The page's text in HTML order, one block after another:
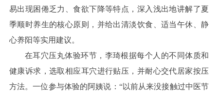
易出现困倦乏力、食欲下降等特点，深入浅出地讲解了夏
季顺时养生的核心原则，并给出清淡饮食、适当午休、静
心养阳等实用建议。
在耳穴压丸体验环节，李琦根据每个人的不同体质和
健康诉求，选取相应耳穴进行贴压，并耐心交代居家按压
方法。一位参与体验的阿姨说：“以前从来没接触过中医节